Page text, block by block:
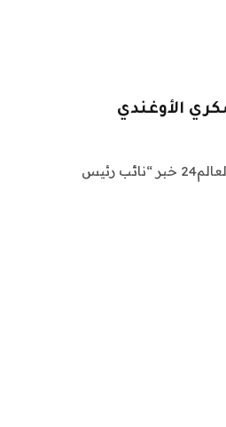
الأوغندي
اشراق العالم 24 متابعات عالمية عاجلة: نقدم لكم في اشراق العالم24 خبر “نائب رئيس